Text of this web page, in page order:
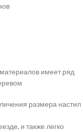
имеет ряд
размера настил
и также легко